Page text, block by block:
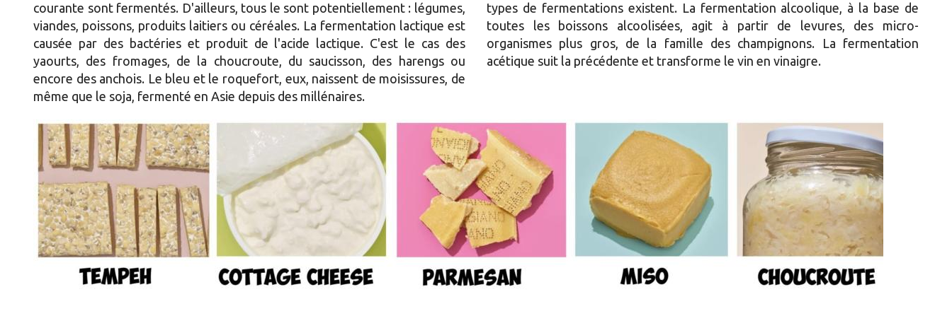
courante sont fermentés. D'ailleurs, tous le sont potentiellement : légumes,
viandes, poissons, produits laitiers ou céréales. La fermentation lactique est
causée par des bactéries et produit de l'acide lactique. C'est le cas des
yaourts, des fromages, de la choucroute, du saucisson, des harengs ou
encore des anchois. Le bleu et le roquefort, eux, naissent de moisissures, de
même que le soja, fermenté en Asie depuis des millénaires.
types de fermentations existent. La fermentation alcoolique, à la base de
toutes les boissons alcoolisées, agit à partir de levures, des micro-
organismes plus gros, de la famille des champignons. La fermentation
acétique suit la précédente et transforme le vin en vinaigre.